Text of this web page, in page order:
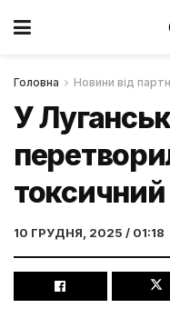
Головна Новини від
У
10 ГРУДНЯ, 2025 / 01:18